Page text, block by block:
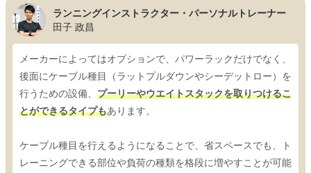
ランニングインストラクター・パーソナルトレーナー
田子 政昌
メーカーによってはオプションで、パワーラックだけでなく、
後面にケーブル種目（ラットプルダウンやシーデットロー）を
行うための設備、 プーリーやウエイトスタックを取りつけるこ
とができるタイプもあります。
ケーブル種目を行えるようになることで、省スペースでも、ト
レーニングできる部位や負荷の種類を格段に増やすことが可能